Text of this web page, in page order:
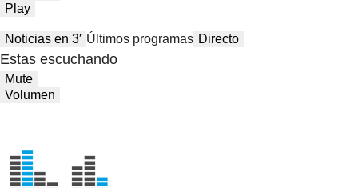
Play
Noticias en 3′ Últimos programas Directo
Estas escuchando
Mute
Volumen